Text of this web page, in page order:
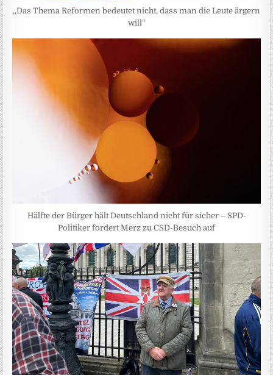
„Das Thema Reformen bedeutet nicht, dass man die Leute ärgern
will“
Hälfte der Bürger hält Deutschland nicht für sicher – SPD-
Politiker fordert Merz zu CSD-Besuch auf